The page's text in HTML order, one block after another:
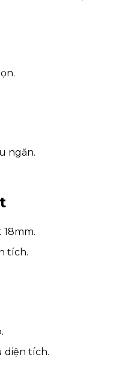
ngăn.
tích.
diện tích.